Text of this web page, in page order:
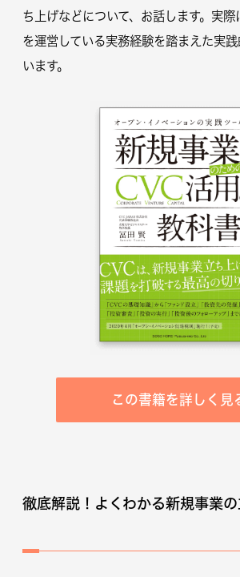
ち上げなどについて、お話します。実
を運営している実務経験を踏まえた実
います。
この書籍を詳しく見
徹底解説！よくわかる新規事業